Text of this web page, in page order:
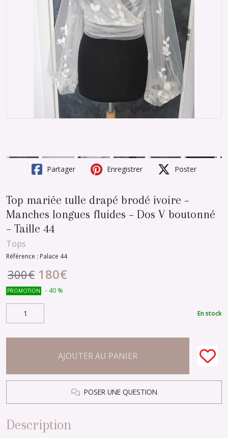
Partager Enregistrer Poster
Top mariée tulle drapé brodé ivoire –
Manches longues fluides – Dos V boutonné
– Taille 44
Tops
Référence : Palace 44
300€ 180€
PROMOTION - 40 %
En stock
AJOUTER AU PANIER
POSER UNE QUESTION
Description